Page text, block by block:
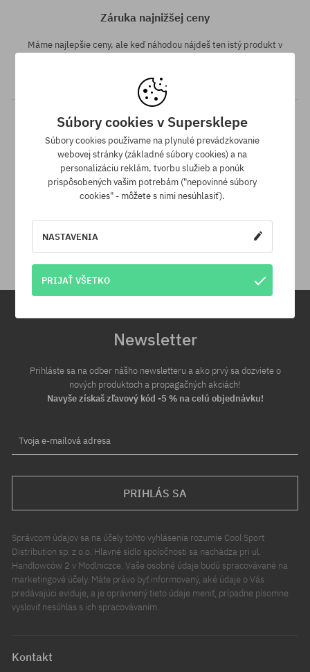
Záruka najnižšej ceny
Máme najlepšie ceny, ale keď náhodou nájdeš ten istý produkt v
Na vrátenie produktu máš 30 dní od dňa obdržania zásielky.
Newsletter
Prihláste sa na odber nášho newsletteru a ako prvý sa dozviete o
nových produktoch a propagačných akciách!
Navyše získaš zľavový kód -5 % na celú objednávku!
Tvoja e-mailová adresa
PRIHLÁS SA
Správcom údajov sa na účely tohto vyhlásenia rozumie Cool Sport
Distribution sp. z o.o. Hlavné sídlo spoločnosti sa nachádza pri ul.
Handlowców 2 v Modlniczce. Vaše osobné údaje budú spracovávané na
marketingové účely. Máte právo byť informovaný, aké údaje o Vás
predávajúci eviduje, a je oprávnený tieto údaje meniť, prípadne písomne
vysloviť nesúhlas s ich spracovávaním.
Kontakt
Súbory cookies v Supersklepe
Súbory cookies používame na plynulé prevádzkovanie
webovej stránky (základné súbory cookies) a na
personalizáciu reklám, tvorbu služieb a ponúk
prispôsobených vašim potrebám ("nepovinné súbory
cookies" - môžete s nimi nesúhlasiť).
NASTAVENIA
PRIJAŤ VŠETKO